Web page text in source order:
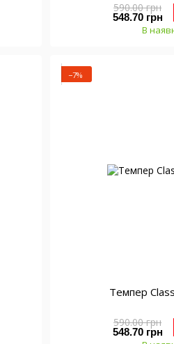
590.00 грн
548.70 грн
В
−7%
Темпер
590.00 грн
548.70 грн